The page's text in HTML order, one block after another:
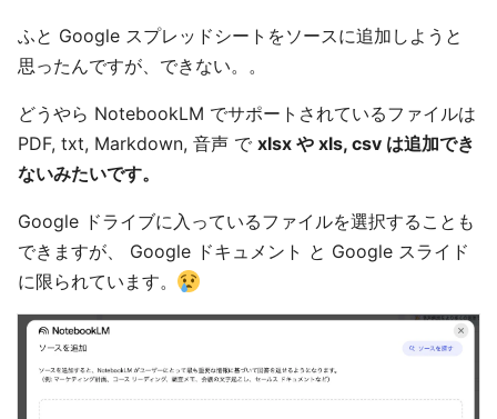
ふと Google スプレッドシートをソースに追加しようと
思ったんですが、できない。。
どうやら NotebookLM でサポートされているファイルは
PDF, txt, Markdown, 音声 で xlsx や xls, csv は追加でき
ないみたいです。
Google ドライブに入っているファイルを選択することも
できますが、 Google ドキュメント と Google スライド
に限られています。